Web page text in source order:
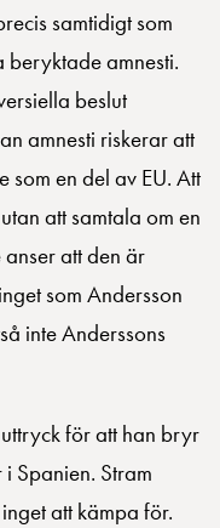
samtidigt som
amnesti.
beslut
amnesti riskerar att
som en del av EU. Att
att samtala om en
att den är
som Andersson
inte Anderssons
för att han bryr
Spanien. Stram
att kämpa för.